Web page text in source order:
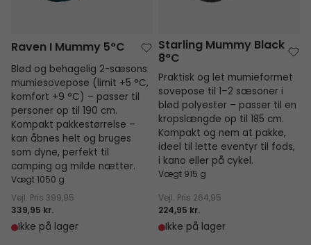
Raven I Mummy 5°C
Blød og behagelig 2-sæsons
mumiesovepose (limit +5 °C,
komfort +9 °C) – passer til
personer op til 190 cm.
Kompakt pakkestørrelse –
kan åbnes helt og bruges
som dyne, perfekt til
camping og milde nætter.
Vægt 1050 g
Vejl. Pris 399,95
339,95 kr.
Ikke på lager
Starling Mummy Black
8°C
Praktisk og let mumieformet
sovepose til 1–2 sæsoner i
blød polyester – passer til en
kropslængde op til 185 cm.
Kompakt og nem at pakke,
ideel til lette eventyr til fods,
i kano eller på cykel.
Vægt 915 g
Vejl. Pris 264,95
224,95 kr.
Ikke på lager